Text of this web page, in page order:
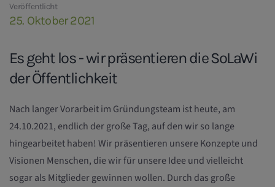
Veröffentlicht
25. Oktober 2021
Es geht los - wir präsentieren die SoLaWi
der Öffentlichkeit
Nach langer Vorarbeit im Gründungsteam ist heute, am
24.10.2021, endlich der große Tag, auf den wir so lange
hingearbeitet haben! Wir präsentieren unsere Konzepte und
Visionen Menschen, die wir für unsere Idee und vielleicht
sogar als Mitglieder gewinnen wollen. Durch das große